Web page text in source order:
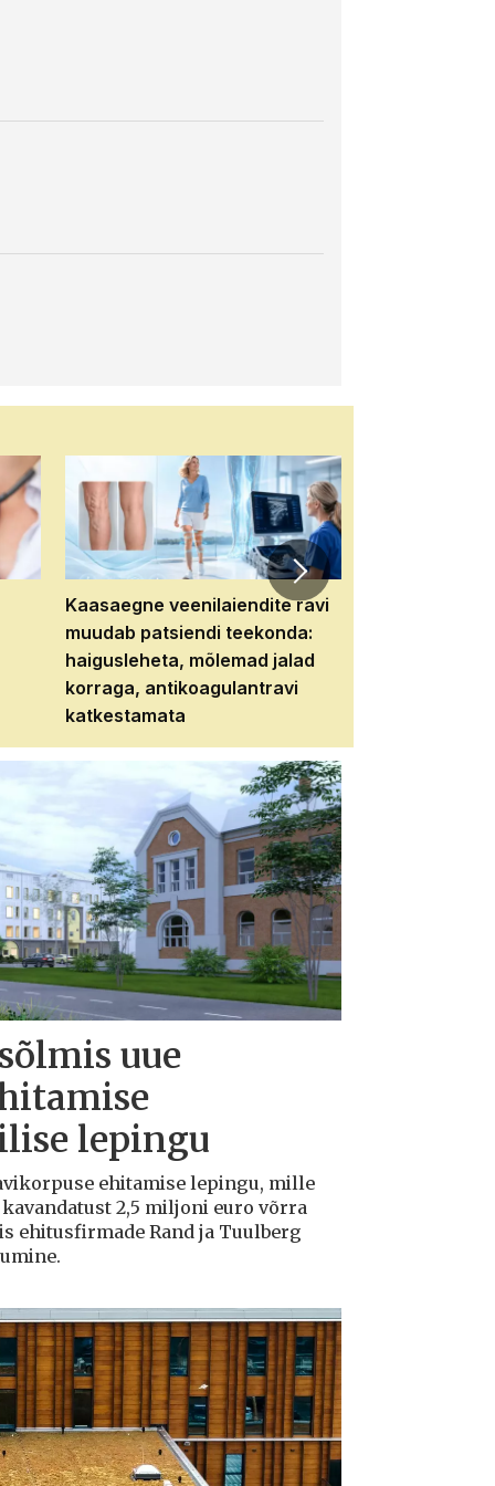
Kaasaegne veenilaiendite ravi
muudab patsiendi teekonda:
haigusleheta, mõlemad jalad
korraga, antikoagulantravi
katkestamata
uue
lepingu
ehitamise lepingu, mille
2,5 miljoni euro võrra
ehitusfirmade Rand ja Tuulberg